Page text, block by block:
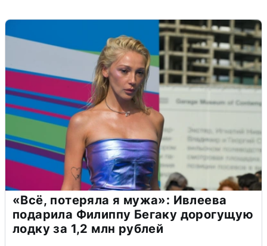
«Всё, потеряла я мужа»: Ивлеева
подарила Филиппу Бегаку дорогущую
лодку за 1,2 млн рублей